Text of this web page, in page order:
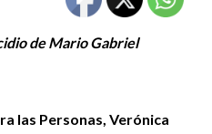
de Mario Gabriel
las Personas, Verónica